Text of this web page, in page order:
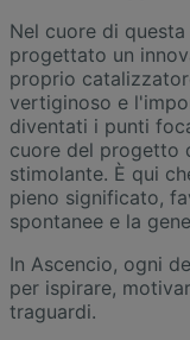
Nel cuore di
progettato un
proprio
vertiginoso e
diventati i punti
cuore del progetto
stimolante. È qui
pieno significato,
spontanee e la
In Ascencio, ogni
per ispirare,
traguardi.